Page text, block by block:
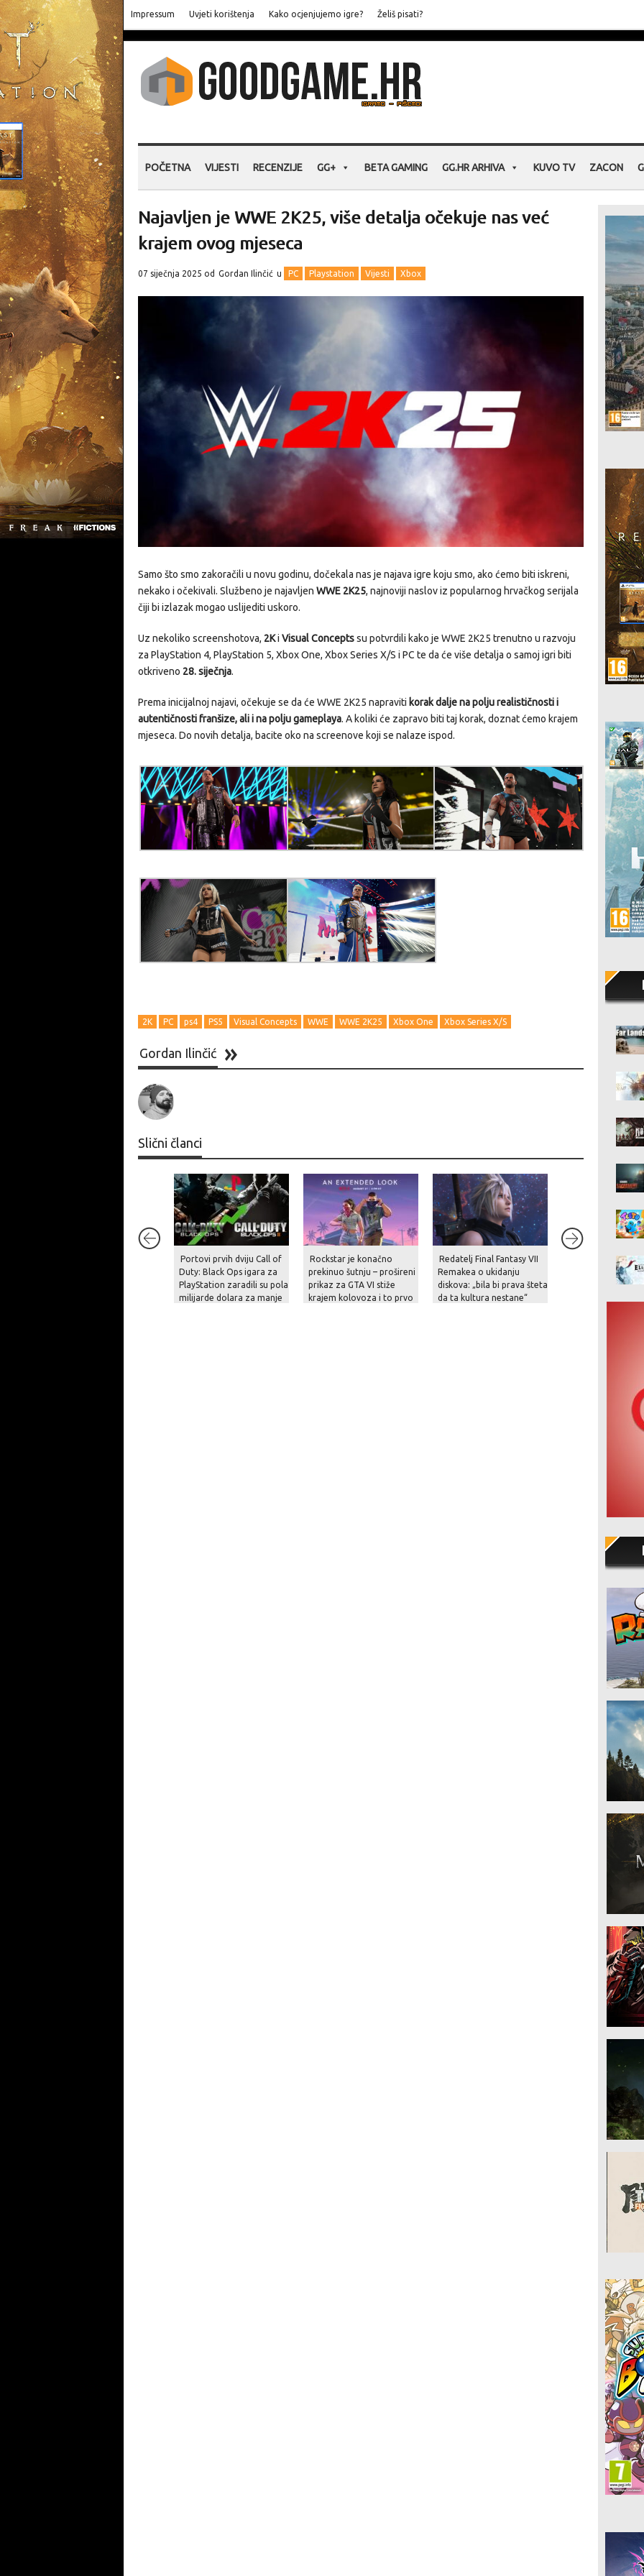
Impressum Uvjeti korištenja Kako ocjenjujemo igre? Želiš pisati?
POČETNA VIJESTI RECENZIJE GG+ BETA GAMING GG.HR ARHIVA KUVO TV ZACON
Najavljen je WWE 2K25, više detalja očekuje nas već
krajem ovog mjeseca
07 siječnja 2025 od Gordan Ilinčić u PC Playstation Vijesti Xbox
Samo što smo zakoračili u novu godinu, dočekala nas je najava igre koju smo, ako ćemo biti iskreni,
nekako i očekivali. Službeno je najavljen WWE 2K25, najnoviji naslov iz popularnog hrvačkog serijala
čiji bi izlazak mogao uslijediti uskoro.
Uz nekoliko screenshotova, 2Ki Visual Conceptssu potvrdili kako je WWE 2K25 trenutno u razvoju
za PlayStation 4, PlayStation 5, Xbox One, Xbox Series X/S i PC te da će više detalja o samoj igri biti
otkriveno 28. siječnja.
Prema inicijalnoj najavi, očekuje se da će WWE 2K25 napraviti korak dalje na polju realističnosti i
autentičnosti franšize, ali i na polju gameplaya. A koliki će zapravo biti taj korak, doznat ćemo krajem
mjeseca. Do novih detalja, bacite oko na screenove koji se nalaze ispod.
2K PC ps4 PS5 Visual Concepts WWE WWE 2K25 Xbox One Xbox Series X/S
Gordan Ilinčić
Slični članci
Portovi prvih dviju Call of
Duty: Black Ops igara za
PlayStation zaradili su pola
milijarde dolara za manje
Rockstar je konačno
prekinuo šutnju – prošireni
prikaz za GTA VI stiže
krajem kolovoza i to prvo
Redatelj Final Fantasy VII
Remakea o ukidanju
diskova: „bila bi prava šteta
da ta kultura nestane“
Postavljanjem
o ukidanju fizičkih
na kutijama